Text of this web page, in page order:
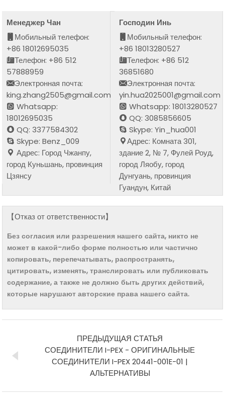
Менеджер Чан
Мобильный телефон:
+86 18012695035
Телефон: +86 512
57888959
Электронная почта:
king.zhang2505@gmail.com
Whatsapp:
18012695035
QQ: 3377584302
Skype: Benz_009
Адрес: Город Чжанпу,
город Куньшань, провинция
Цзянсу
Господин Инь
Мобильный телефон:
+86 18013280527
Телефон: +86 512
36851680
Электронная почта:
yin.hua2025001@gmail.com
Whatsapp: 18013280527
QQ: 3085856605
Skype: Yin_hua001
Адрес: Комната 301,
здание 2, № 7, Фулей Роуд,
город Ляобу, город
Дунгуань, провинция
Гуандун, Китай
【Отказ от ответственности】
Без согласия или разрешения нашего сайта, никто не
может в какой-либо форме полностью или частично
копировать, перепечатывать, распространять,
цитировать, изменять, транслировать или публиковать
содержание, а также не должно быть других действий,
которые нарушают авторские права нашего сайта.
ПРЕДЫДУЩАЯ СТАТЬЯ
СОЕДИНИТЕЛИ I-PEX - ОРИГИНАЛЬНЫЕ
СОЕДИНИТЕЛИ I-PEX 20441-001E-01 |
АЛЬТЕРНАТИВЫ